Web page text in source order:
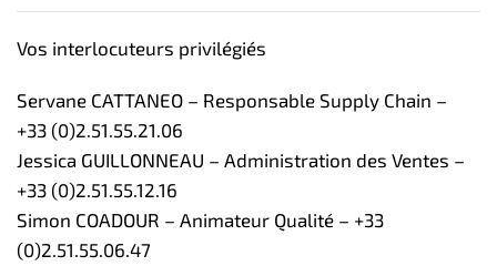
Vos interlocuteurs privilégiés
Servane CATTANEO – Responsable Supply Chain –
+33 (0)2.51.55.21.06
Jessica GUILLONNEAU – Administration des Ventes –
+33 (0)2.51.55.12.16
Simon COADOUR – Animateur Qualité – +33
(0)2.51.55.06.47